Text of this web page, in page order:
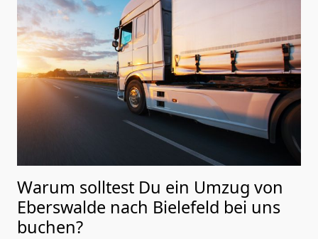
Warum solltest Du ein Umzug von
Eberswalde nach Bielefeld bei uns
buchen?